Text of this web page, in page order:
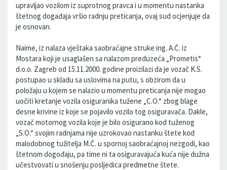
upravljao vozilom iz suprotnog pravca i u momentu nastanka
štetnog događaja vršio radnju preticanja, ovaj sud ocjenjuje da
je osnovan.
Naime, iz nalaza vještaka saobraćajne struke ing. A.Č. iz
Mostara koji je usaglašen sa nalazom preduzeća „Prometis“
d.o.o. Zagreb od 15.11.2000. godine proizilazi da je vozač K.S.
postupao u skladu sa uslovima na putu, s obzirom da u
položaju u kojem se nalazio u momentu preticanja nije mogao
uočiti kretanje vozila osiguranika tužene „C.O.“ zbog blage
desne krivine iz koje se pojavilo vozilo tog osiguravača. Dakle,
vozač motornog vozila koje je bilo osigurano kod tuženog
„S.O.“ svojim radnjama nije uzrokovao nastanku štete kod
malodobnog tužitelja M.Č. u spornoj saobraćajnoj nezgodi, kao
štetnom dogođaju, pa time ni ta osiguravajuća kuća nije dužna
učestvovati u snošenju posljedica predmetne štete.